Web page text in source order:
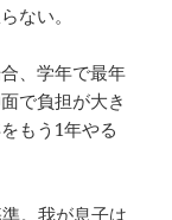
ない。
、学年で最年
で負担が大き
もう1年やる
。我が息子は